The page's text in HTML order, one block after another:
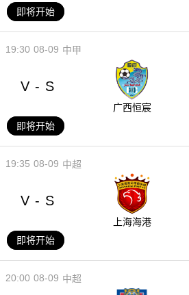
即将开始
08-09
19:30 中甲
V - S
广西恒宸
即将开始
08-09
19:35 中超
V - S
上海海港
即将开始
08-09
20:00 中超